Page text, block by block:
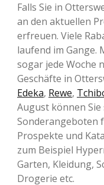
Falls Sie in
an den aktuellen
erfreuen. Viele
laufend im Gange.
sogar jede Woche
Geschäfte in
Edeka, Rewe,
August können
Sonderangeboten
Prospekte und
zum Beispiel
Garten, Kleidung,
Drogerie etc.